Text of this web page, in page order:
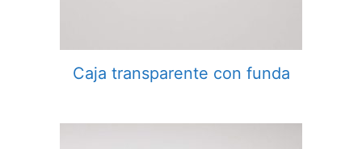
Caja transparente con funda